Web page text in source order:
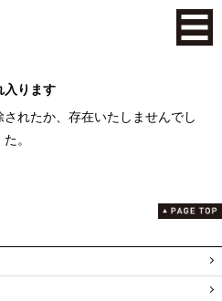
入ります
れたか、存在いたしませんでし
た。